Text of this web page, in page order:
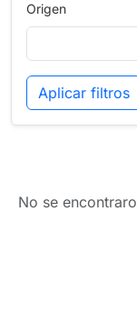
Origen
Aplicar filtros
No se